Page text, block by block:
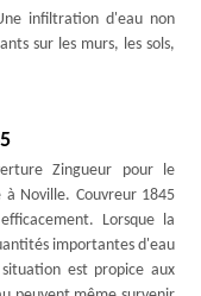
infiltration d'eau non
sur les murs, les sols,
Zingueur pour le
Noville. Couvreur 1845
Lorsque la
importantes d'eau
est propice aux